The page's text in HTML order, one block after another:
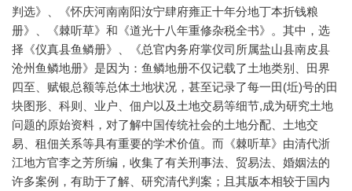
判选》、《怀庆河南南阳汝宁肆府雍正十年分地丁本折钱粮
册》、《棘听草》和《道光十八年重修杂税全书》。其中，选
择《仪真县鱼鳞册》、《总官内务府掌仪司所属盐山县南皮县
沧州鱼鳞地册》是因为：鱼鳞地册不仅记载了土地类别、田界
四至、赋银总额等总体土地状况，甚至记录了每一田(坵)号的田
块图形、科则、业户、佃户以及土地交易等细节,成为研究土地
问题的原始资料，对了解中国传统社会的土地分配、土地交
易、租佃关系等具有重要的学术价值。而《棘听草》由清代浙
江地方官李之芳所编，收集了有关刑事法、贸易法、婚姻法的
许多案例，有助于了解、研究清代判案；且其版本相较于国内